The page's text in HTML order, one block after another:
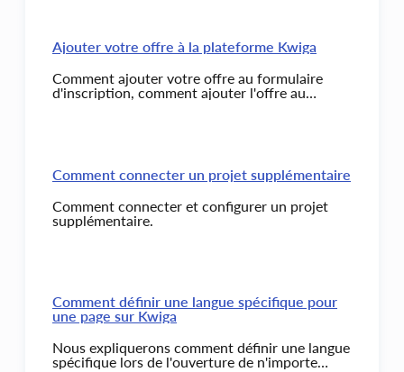
Ajouter votre offre à la plateforme Kwiga
Comment ajouter votre offre au formulaire
d'inscription, comment ajouter l'offre au
Comment connecter un projet supplémentaire
Comment connecter et configurer un projet
supplémentaire.
Comment définir une langue spécifique pour
une page sur Kwiga
Nous expliquerons comment définir une langue
spécifique lors de l'ouverture de n'importe